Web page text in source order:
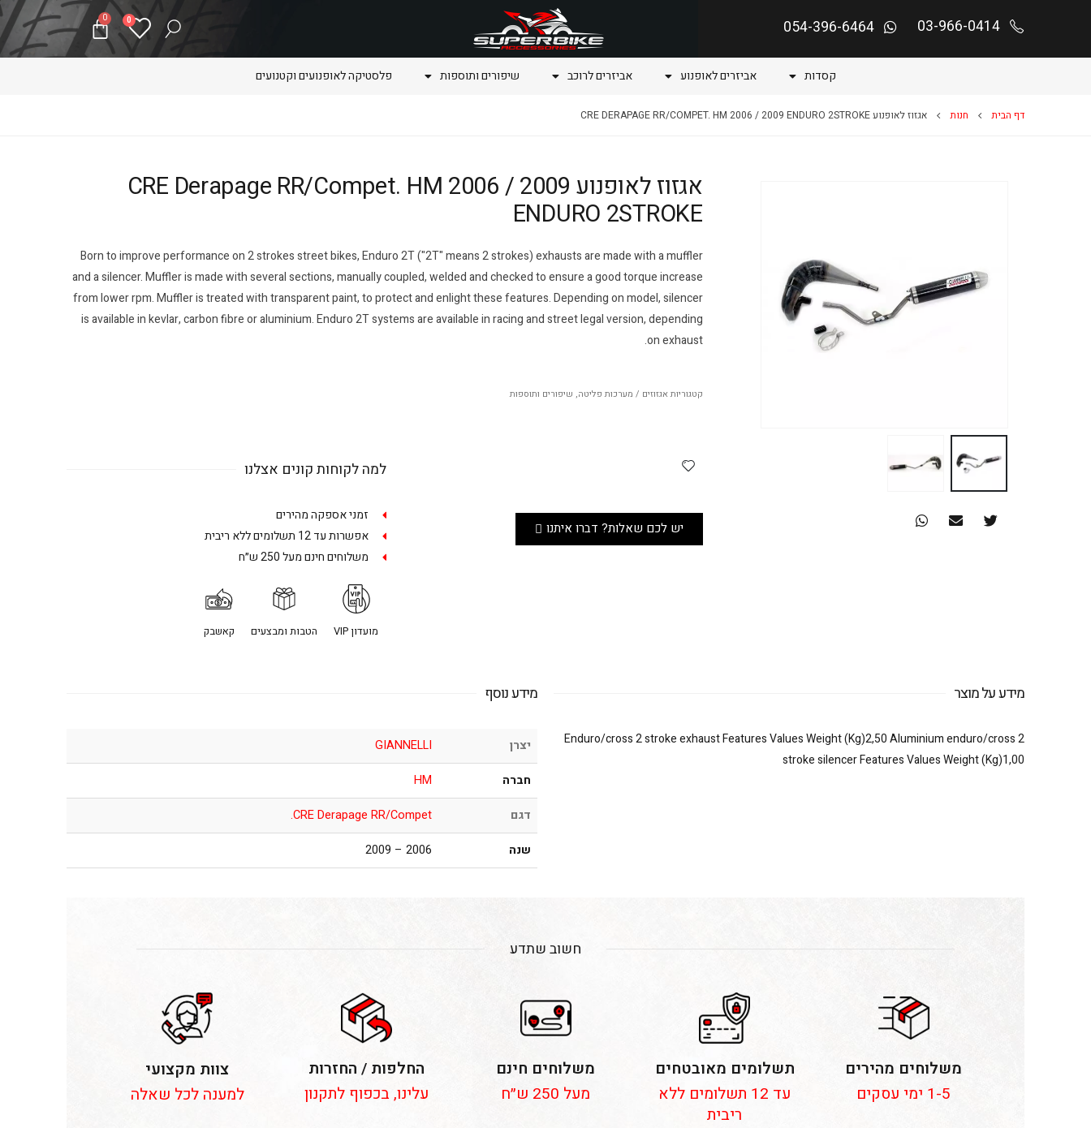
03-966-0414
054-396-6464
0
0
קסדות אביזרים לאופנוע אביזרים לרוכב שיפורים ותוספות פלסטיקה לאופנועים וקטנועים
דף הבית חנות אגזוז לאופנוע CRE DERAPAGE RR/COMPET. HM 2006 / 2009 ENDURO 2STROKE
אגזוז לאופנוע CRE Derapage RR/Compet. HM 2006 / 2009
ENDURO 2STROKE
Born to improve performance on 2 strokes street bikes, Enduro 2T ("2T" means 2 strokes) exhausts are made with a muffler
and a silencer. Muffler is made with several sections, manually coupled, welded and checked to ensure a good torque increase
from lower rpm. Muffler is treated with transparent paint, to protect and enlight these features. Depending on model, silencer
is available in kevlar, carbon fibre or aluminium. Enduro 2T systems are available in racing and street legal version, depending
on exhaust.
קטגוריותאגזוזים / מערכות פליטה, שיפורים ותוספות
יש לכם שאלות? דברו איתנו
למה לקוחות קונים אצלנו
זמני אספקה מהירים
אפשרות עד 12 תשלומים ללא ריבית
משלוחים חינם מעל 250 ש״ח
מועדון VIP הטבות ומבצעים קאשבק
מידע על מוצר
Enduro/cross 2 stroke exhaust Features Values Weight (Kg)2,50 Aluminium enduro/cross 2
stroke silencer Features Values Weight (Kg)1,00
מידע נוסף
יצרן GIANNELLI
חברה HM
דגם CRE Derapage RR/Compet.
שנה 2006 – 2009
חשוב שתדע
משלוחים מהירים
1-5 ימי עסקים
תשלומים מאובטחים
עד 12 תשלומים ללא
ריבית
משלוחים חינם
מעל 250 ש״ח
החלפות / החזרות
עלינו, בכפוף לתקנון
צוות מקצועי
למענה לכל שאלה